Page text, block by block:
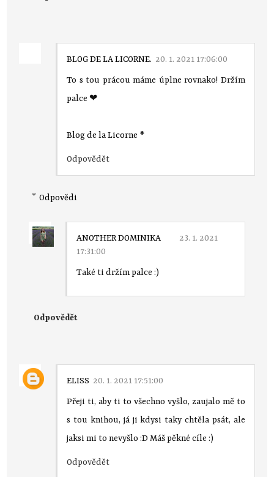
BLOG DE LA LICORNE. 20. 1. 2021 17:06:00
To s tou prácou máme úplne rovnako! Držím
palce ❤
Blog de la Licorne *
Odpovědět
Odpovědi
ANOTHER DOMINIKA
23. 1. 2021
17:31:00
Také ti držím palce :)
Odpovědět
ELISS 20. 1. 2021 17:51:00
Přeji ti, aby ti to všechno vyšlo, zaujalo mě to
s tou knihou, já ji kdysi taky chtěla psát, ale
jaksi mi to nevyšlo :D Máš pěkné cíle :)
Odpovědět